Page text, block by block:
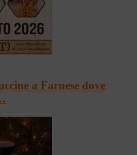
a Farnese dove